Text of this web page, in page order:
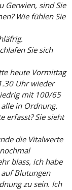
Gerwien, sind Sie
Wie fühlen Sie
Sie sich
heute Vormittag
Uhr wieder
mit 100/65
in Ordnung.
erfasst? Sie sieht
die Vitalwerte
blass, ich habe
Blutungen
zu sein. Ich